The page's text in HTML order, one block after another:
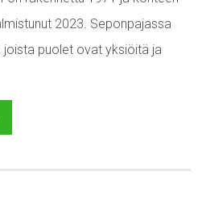
2023. Seponpajassa
joista puolet ovat yksiöitä ja